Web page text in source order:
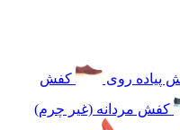
روی
کفش
کفش مردانه (غیر چرم)